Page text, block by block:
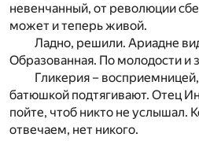
невенчанный, от революции
может и теперь живой.
Ладно, решили. Ариадне
Образованная. По молодости и
Гликерия –
батюшкой подтягивают. Отец
пойте, чтоб никто не услышал.
отвечаем, нет никого.